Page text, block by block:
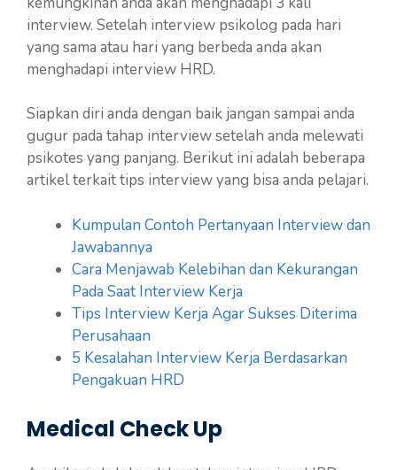
interview. Setelah interview psikolog pada hari
yang sama atau hari yang berbeda anda akan
menghadapi interview HRD.
Siapkan diri anda dengan baik jangan sampai anda
gugur pada tahap interview setelah anda melewati
psikotes yang panjang. Berikut ini adalah beberapa
artikel terkait tips interview yang bisa anda pelajari.
Kumpulan Contoh Pertanyaan Interview dan
Jawabannya
Cara Menjawab Kelebihan dan Kekurangan
Pada Saat Interview Kerja
Tips Interview Kerja Agar Sukses Diterima
Perusahaan
5 Kesalahan Interview Kerja Berdasarkan
Pengakuan HRD
Medical Check Up